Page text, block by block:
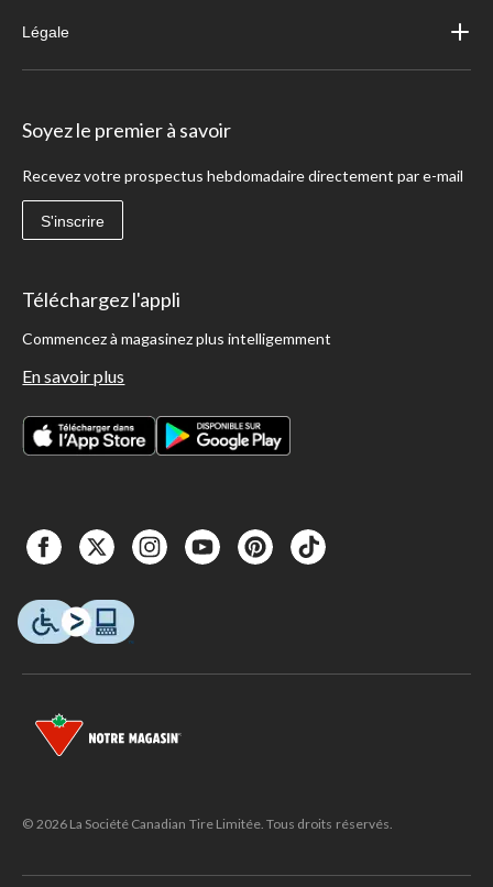
Légale
Soyez le premier à savoir
Recevez votre prospectus hebdomadaire directement par e-mail
S'inscrire
Téléchargez l'appli
Commencez à magasinez plus intelligemment
En savoir plus
© 2026 La Société Canadian Tire Limitée. Tous droits réservés.